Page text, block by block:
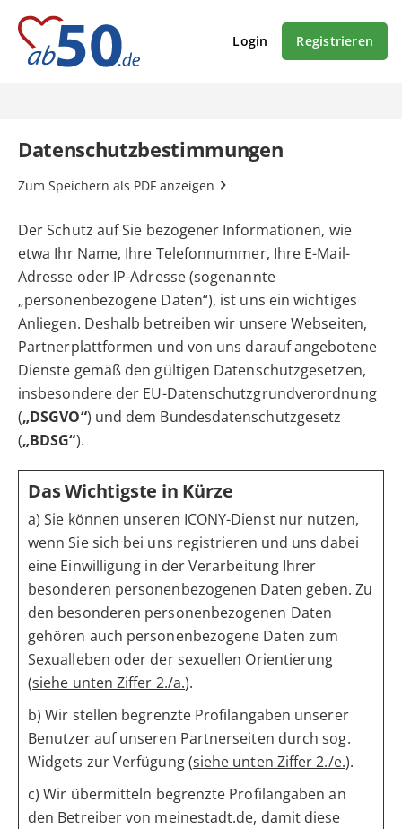
Login Registrieren
Datenschutzbestimmungen
Zum Speichern als PDF anzeigen
Der Schutz auf Sie bezogener Informationen, wie
etwa Ihr Name, Ihre Telefonnummer, Ihre E-Mail-
Adresse oder IP-Adresse (sogenannte
„personenbezogene Daten“), ist uns ein wichtiges
Anliegen. Deshalb betreiben wir unsere Webseiten,
Partnerplattformen und von uns darauf angebotene
Dienste gemäß den gültigen Datenschutzgesetzen,
insbesondere der EU-Datenschutzgrundverordnung
(„DSGVO“) und dem Bundesdatenschutzgesetz
(„BDSG“).
Das Wichtigste in Kürze
a) Sie können unseren ICONY-Dienst nur nutzen,
wenn Sie sich bei uns registrieren und uns dabei
eine Einwilligung in der Verarbeitung Ihrer
besonderen personenbezogenen Daten geben. Zu
den besonderen personenbezogenen Daten
gehören auch personenbezogene Daten zum
Sexualleben oder der sexuellen Orientierung
(siehe unten Ziffer 2./a.).
b) Wir stellen begrenzte Profilangaben unserer
Benutzer auf unseren Partnerseiten durch sog.
Widgets zur Verfügung (siehe unten Ziffer 2./e.).
c) Wir übermitteln begrenzte Profilangaben an
den Betreiber von meinestadt.de, damit diese